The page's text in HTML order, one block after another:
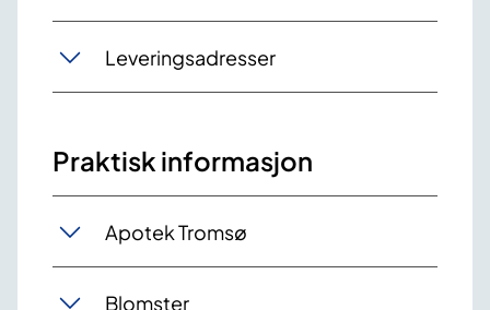
Leveringsadresser
Praktisk informasjon
Apotek Tromsø
Blomster